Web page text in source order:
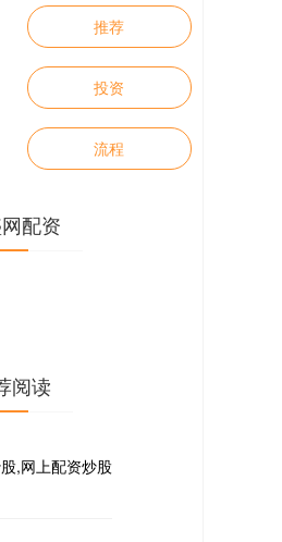
推荐
投资
流程
配资
阅读
,网上配资炒股